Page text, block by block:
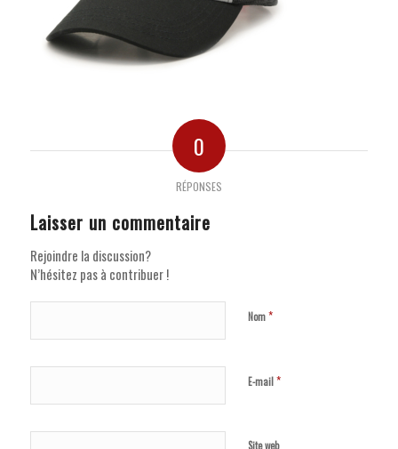
0
RÉPONSES
Laisser un commentaire
Rejoindre la discussion?
N’hésitez pas à contribuer !
Nom*
E-mail*
Site web